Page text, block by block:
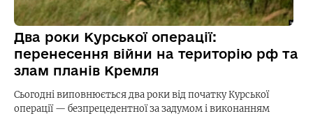
Два роки Курської операції:
перенесення війни на територію рф та
злам планів Кремля
Сьогодні виповнюється два роки від початку Курської
операції — безпрецедентної за задумом і виконанням